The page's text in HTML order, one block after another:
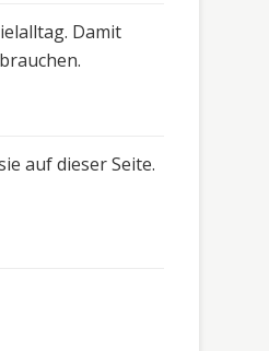
Damit
auf dieser Seite.